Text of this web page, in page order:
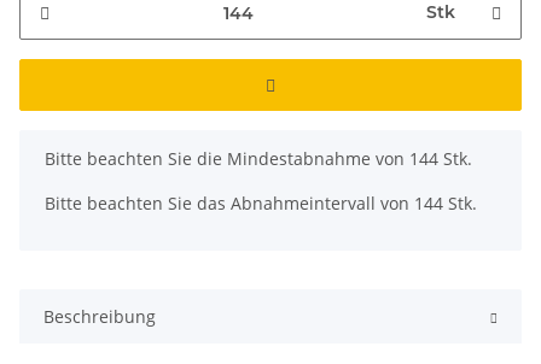
Stk
x
Bitte beachten Sie die Mindestabnahme von 144 Stk.
Bitte beachten Sie das Abnahmeintervall von 144 Stk.
Beschreibung